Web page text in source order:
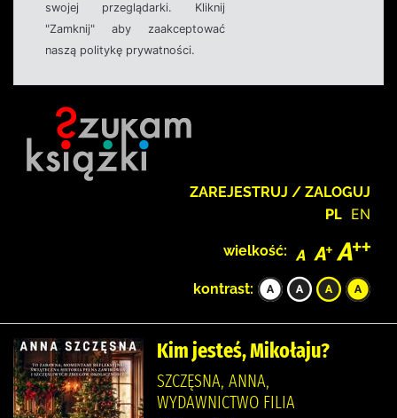
swojej przeglądarki. Kliknij
"Zamknij" aby zaakceptować
naszą politykę prywatności.
ZAREJESTRUJ / ZALOGUJ
PL EN
wielkość:
kontrast:
Kim jesteś, Mikołaju?
SZCZĘSNA, ANNA,
WYDAWNICTWO FILIA